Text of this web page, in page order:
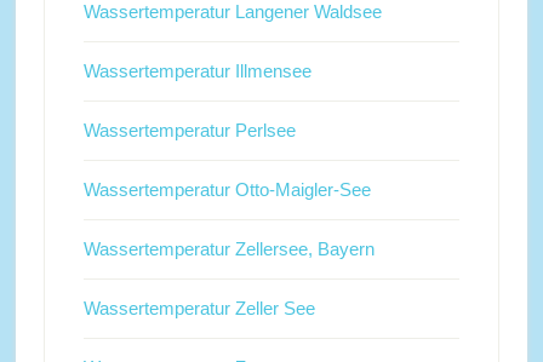
Wassertemperatur Langener Waldsee
Wassertemperatur Illmensee
Wassertemperatur Perlsee
Wassertemperatur Otto-Maigler-See
Wassertemperatur Zellersee, Bayern
Wassertemperatur Zeller See